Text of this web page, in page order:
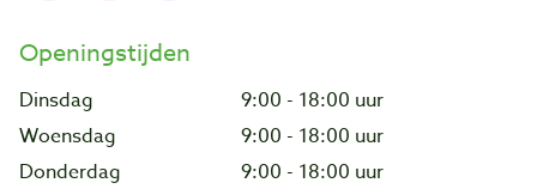
Openingstijden
Dinsdag
9:00 - 18:00 uur
Woensdag
9:00 - 18:00 uur
Donderdag
9:00 - 18:00 uur